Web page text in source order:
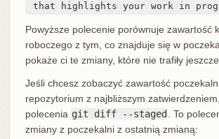
that highlights your work in
Powyższe polecenie porównuje zawartość
roboczego z tym, co znajduje się w
pokaże ci te zmiany, które nie trafiły
Jeśli chcesz zobaczyć zawartość
repozytorium z najbliższym
polecenia git diff --staged
. To
zmiany z poczekalni z ostatnią zmianą: